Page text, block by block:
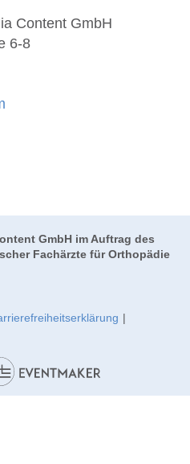
Content GmbH
6-8
GmbH im Auftrag des
Fachärzte für Orthopädie
|